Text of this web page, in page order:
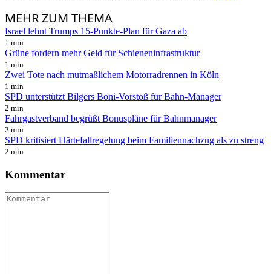
MEHRZUM THEMA
Israel lehnt Trumps 15-Punkte-Plan für Gaza ab
1 min
Grüne fordern mehr Geld für Schieneninfrastruktur
1 min
Zwei Tote nach mutmaßlichem Motorradrennen in Köln
1 min
SPD unterstützt Bilgers Boni-Vorstoß für Bahn-Manager
2 min
Fahrgastverband begrüßt Bonuspläne für Bahnmanager
2 min
SPD kritisiert Härtefallregelung beim Familiennachzug als zu streng
2 min
Kommentar